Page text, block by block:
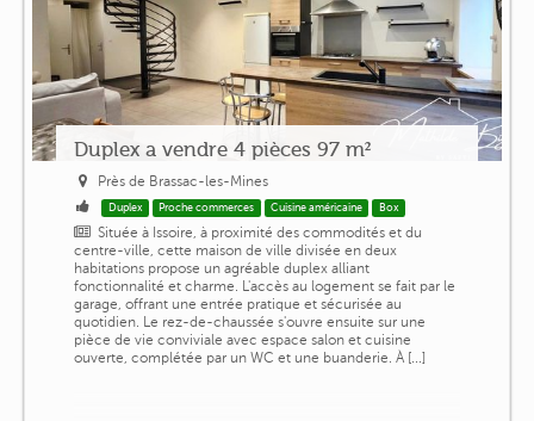
Duplex a vendre 4 pièces 97 m²
Près de Brassac-les-Mines
Duplex Proche commerces Cuisine américaine Box
Située à Issoire, à proximité des commodités et du
centre-ville, cette maison de ville divisée en deux
habitations propose un agréable duplex alliant
fonctionnalité et charme. L'accès au logement se fait par le
garage, offrant une entrée pratique et sécurisée au
quotidien. Le rez-de-chaussée s'ouvre ensuite sur une
pièce de vie conviviale avec espace salon et cuisine
ouverte, complétée par un WC et une buanderie. À [...]